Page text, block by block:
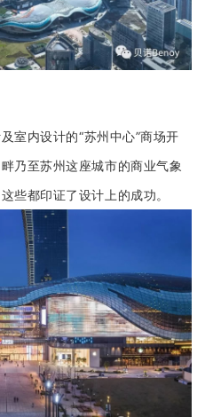
室内设计的“苏州中心”商场开
乃至苏州这座城市的商业气象
些都印证了设计上的成功。